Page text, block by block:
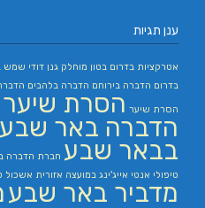
ענן תגיות
אטרקציות בדרום בטון מוחלק גנן דודי
בדרום הדברה בירוחם הדברה בלהבים
הסרת שיער הסרת
הדברה באר שבע
בבאר שבע חברת הדברה
טיפולי אנטי אייג'ינג במועצה אזורית אשכול
מדביר באר שבע